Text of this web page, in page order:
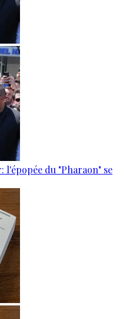
l'épopée du "Pharaon" se